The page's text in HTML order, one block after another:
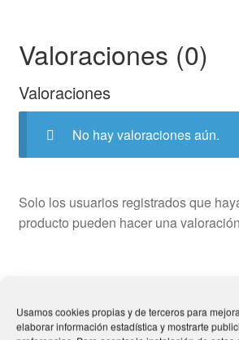
Usamos cookies propias y de terceros para
elaborar información estadística y mostrarte
Valoraciones (0)
Valoraciones
No hay valoraciones aún.
Solo los usuarios registrados que
producto pueden hacer una
Productos